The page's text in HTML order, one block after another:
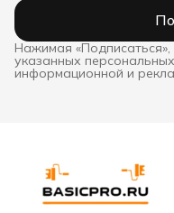
Нажимая
указанных
информационной и